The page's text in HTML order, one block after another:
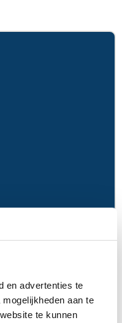
en advertenties te
aan te
te kunnen